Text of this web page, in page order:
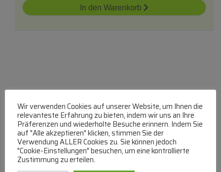
In den Warenkorb
Induktionsmodul 250mm
AIR FORCE
Induktionsfeld Komplett
lieferbar innerhalb von 4 Wochen
€286,99
Wir verwenden Cookies auf unserer Website, um Ihnen die
relevanteste Erfahrung zu bieten, indem wir uns an Ihre
Präferenzen und wiederholte Besuche erinnern. Indem Sie
auf "Alle akzeptieren" klicken, stimmen Sie der
Verwendung ALLER Cookies zu. Sie können jedoch
"Cookie-Einstellungen" besuchen, um eine kontrollierte
Zustimmung zu erteilen.